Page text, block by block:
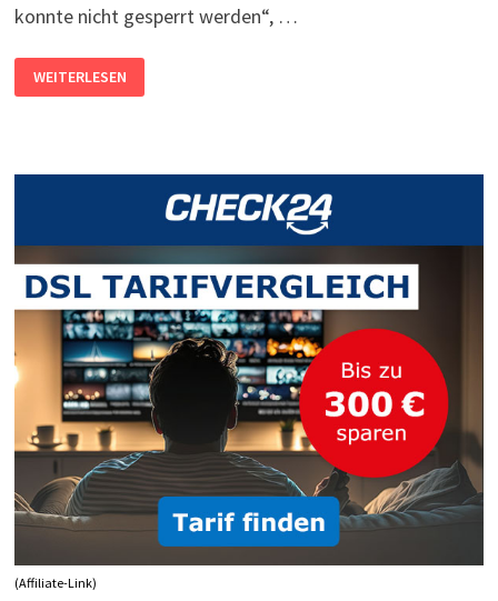
konnte nicht gesperrt werden“, …
MICROSOFT
ACCESS:
DATENBANK
GESPERRT
WEITERLESEN
(Affiliate-Link)